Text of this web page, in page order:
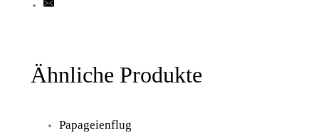
Ähnliche Produkte
Papageienflug